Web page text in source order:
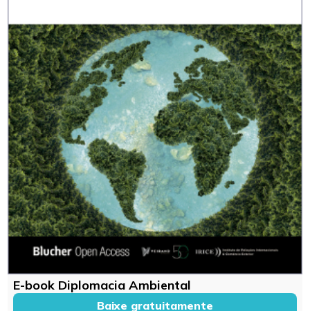
E-book Diplomacia Ambiental
Baixe gratuitamente